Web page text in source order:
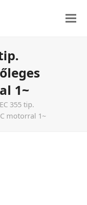
1~
355 tip.
motorral 1~